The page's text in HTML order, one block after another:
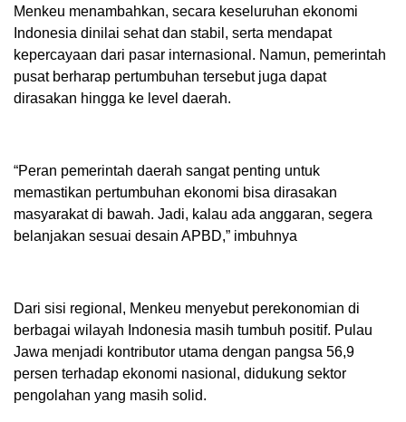
Menkeu menambahkan, secara keseluruhan ekonomi
Indonesia dinilai sehat dan stabil, serta mendapat
kepercayaan dari pasar internasional. Namun, pemerintah
pusat berharap pertumbuhan tersebut juga dapat
dirasakan hingga ke level daerah.
“Peran pemerintah daerah sangat penting untuk
memastikan pertumbuhan ekonomi bisa dirasakan
masyarakat di bawah. Jadi, kalau ada anggaran, segera
belanjakan sesuai desain APBD,” imbuhnya
Dari sisi regional, Menkeu menyebut perekonomian di
berbagai wilayah Indonesia masih tumbuh positif. Pulau
Jawa menjadi kontributor utama dengan pangsa 56,9
persen terhadap ekonomi nasional, didukung sektor
pengolahan yang masih solid.